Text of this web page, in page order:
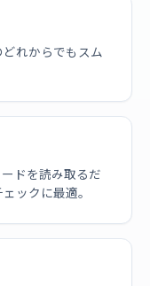
れからでもスム
ドを読み取るだ
ックに最適。